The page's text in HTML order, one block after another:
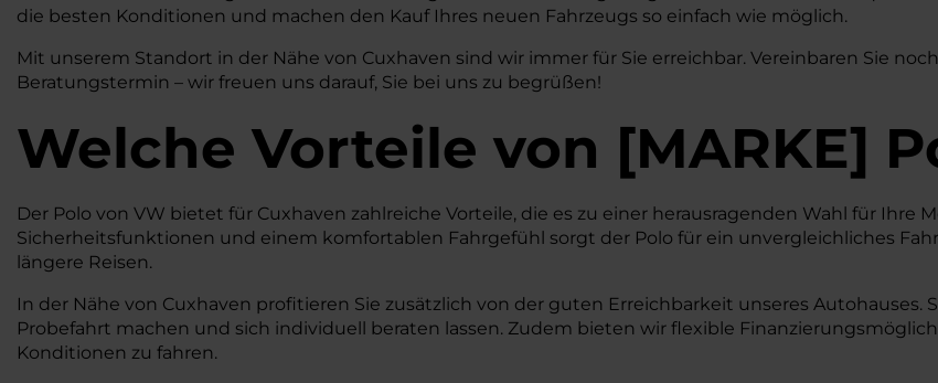
die besten Konditionen und machen den Kauf Ihres neuen Fahrzeugs so einfach wie möglich.
Mit unserem Standort in der Nähe von Cuxhaven sind wir immer für Sie erreichbar. Vereinbaren Sie
Beratungstermin – wir freuen uns darauf, Sie bei uns zu begrüßen!
Welche Vorteile von [MARKE]
Der Polo von VW bietet für Cuxhaven zahlreiche Vorteile, die es zu einer herausragenden Wahl für
Sicherheitsfunktionen und einem komfortablen Fahrgefühl sorgt der Polo für ein unvergleichliches
längere Reisen.
In der Nähe von Cuxhaven profitieren Sie zusätzlich von der guten Erreichbarkeit unseres
Probefahrt machen und sich individuell beraten lassen. Zudem bieten wir flexible
Konditionen zu fahren.